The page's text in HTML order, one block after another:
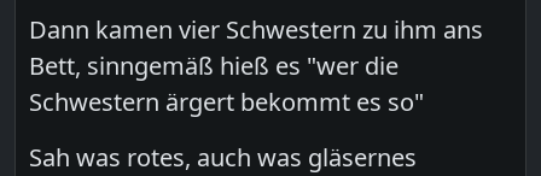
Dann kamen vier Schwestern zu ihm ans
Bett, sinngemäß hieß es "wer die
Schwestern ärgert bekommt es so"
Sah was rotes, auch was gläsernes